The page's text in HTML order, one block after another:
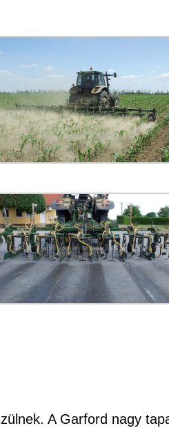
A Garford nagy